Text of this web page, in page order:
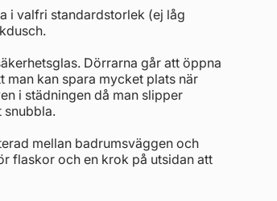
i valfri standardstorlek (ej låg
Dörrarna går att öppna
man kan spara mycket plats när
i städningen då man slipper
snubbla.
mellan badrumsväggen och
flaskor och en krok på utsidan att